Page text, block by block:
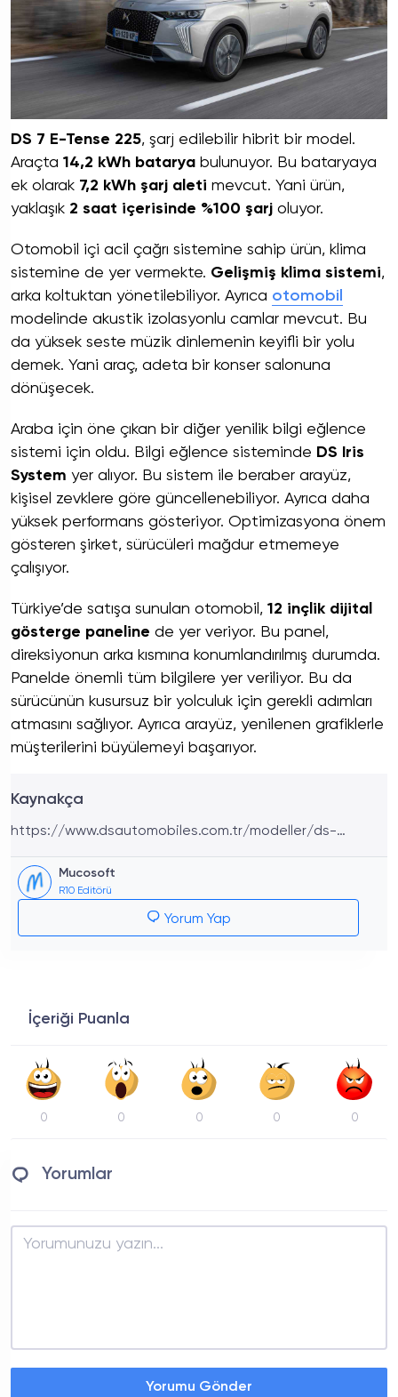
DS 7 E-Tense 225, şarj edilebilir hibrit bir model.
Araçta 14,2 kWh batarya bulunuyor. Bu bataryaya
ek olarak 7,2 kWh şarj aleti mevcut. Yani ürün,
yaklaşık 2 saat içerisinde %100 şarj oluyor.
Otomobil içi acil çağrı sistemine sahip ürün, klima
sistemine de yer vermekte. Gelişmiş klima sistemi,
arka koltuktan yönetilebiliyor. Ayrıca otomobil
modelinde akustik izolasyonlu camlar mevcut. Bu
da yüksek seste müzik dinlemenin keyifli bir yolu
demek. Yani araç, adeta bir konser salonuna
dönüşecek.
Araba için öne çıkan bir diğer yenilik bilgi eğlence
sistemi için oldu. Bilgi eğlence sisteminde DS Iris
System yer alıyor. Bu sistem ile beraber arayüz,
kişisel zevklere göre güncellenebiliyor. Ayrıca daha
yüksek performans gösteriyor. Optimizasyona önem
gösteren şirket, sürücüleri mağdur etmemeye
çalışıyor.
Türkiye’de satışa sunulan otomobil, 12 inçlik dijital
gösterge paneline de yer veriyor. Bu panel,
direksiyonun arka kısmına konumlandırılmış durumda.
Panelde önemli tüm bilgilere yer veriliyor. Bu da
sürücünün kusursuz bir yolculuk için gerekli adımları
atmasını sağlıyor. Ayrıca arayüz, yenilenen grafiklerle
müşterilerini büyülemeyi başarıyor.
Kaynakça
https://www.dsautomobiles.com.tr/modeller/ds-
Mucosoft
R10 Editörü
Yorum Yap
İçeriği Puanla
0 0 0 0 0
Yorumlar
Yorumu Gönder